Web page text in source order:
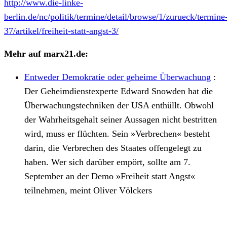
http://www.die-linke-
berlin.de/nc/politik/termine/detail/browse/1/zurueck/
37/artikel/freiheit-statt-angst-3/
Mehr auf marx21.de:
Entweder Demokratie oder geheime Überwachung :
Der Geheimdienstexperte Edward Snowden hat die
Überwachungstechniken der USA enthüllt. Obwohl
der Wahrheitsgehalt seiner Aussagen nicht bestritten
wird, muss er flüchten. Sein »Verbrechen« besteht
darin, die Verbrechen des Staates offengelegt zu
haben. Wer sich darüber empört, sollte am 7.
September an der Demo »Freiheit statt Angst«
teilnehmen, meint Oliver Völckers